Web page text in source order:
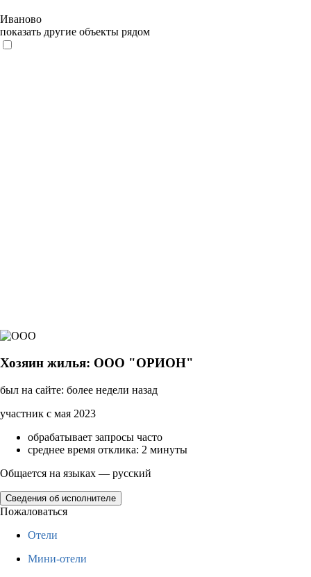
Иваново
показать другие объекты рядом
Хозяин жилья: ООО "ОРИОН"
был на сайте: более недели назад
участник с мая 2023
обрабатывает запросы часто
среднее время отклика: 2 минуты
Общается на языках — русский
Сведения об исполнителе
Пожаловаться
Отели
Мини-отели